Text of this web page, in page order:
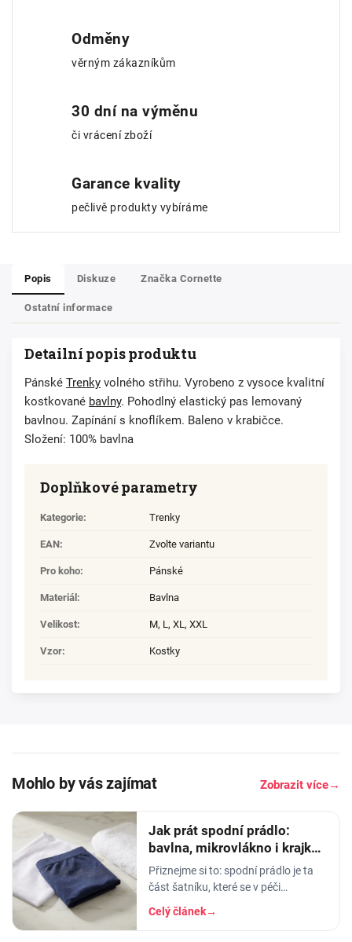
Odměny
věrným zákazníkům
30 dní na výměnu
či vrácení zboží
Garance kvality
pečlivě produkty vybíráme
Popis Diskuze Značka Cornette
Ostatní informace
Detailní popis produktu
Pánské Trenky volného střihu. Vyrobeno z vysoce kvalitní
kostkované bavlny. Pohodlný elastický pas lemovaný
bavlnou. Zapínání s knoflíkem. Baleno v krabičce.
Složení: 100% bavlna
Doplňkové parametry
Kategorie: Trenky
EAN: Zvolte variantu
Pro koho: Pánské
Materiál : Bavlna
Velikost: M, L, XL, XXL
Vzor: Kostky
Mohlo by vás zajímat Zobrazit více→
Jak prát spodní prádlo:
bavlna, mikrovlákno i krajka,
aby vydrželo
Přiznejme si to: spodní prádlo je ta
část šatníku, které se v péči
věnujeme nejmíň. Hodíme ho do
pračky se vším ostatním, dáme
Celý článek→